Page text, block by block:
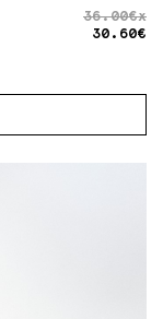
36.00€x
30.60€